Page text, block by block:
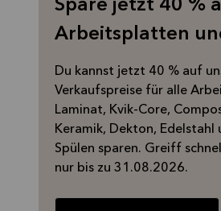
Spare jetzt 40 %
Arbeitsplatten
Du kannst jetzt 40 % auf
Verkaufspreise für alle
Laminat, Kvik-Core,
Keramik, Dekton, Edelstahl
Spülen sparen. Greiff
nur bis zu 31.08.2026.